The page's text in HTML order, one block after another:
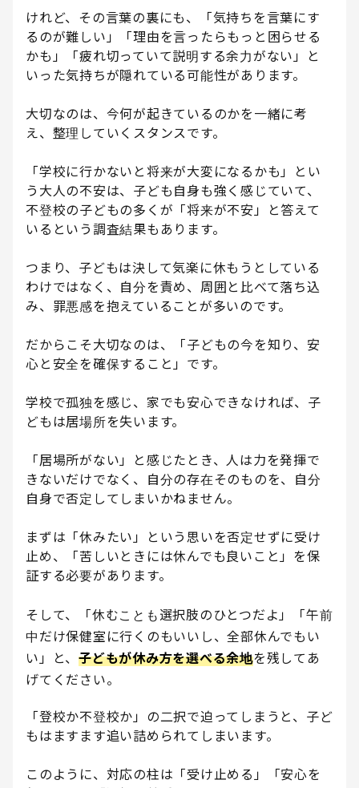
けれど、その言葉の裏にも、「気持ちを言葉にす
るのが難しい」「理由を言ったらもっと困らせる
かも」「疲れ切っていて説明する余力がない」と
いった気持ちが隠れている可能性があります。
大切なのは、今何が起きているのかを一緒に考
え、整理していくスタンスです。
「学校に行かないと将来が大変になるかも」とい
う大人の不安は、子ども自身も強く感じていて、
不登校の子どもの多くが「将来が不安」と答えて
いるという調査結果もあります。
つまり、子どもは決して気楽に休もうとしている
わけではなく、自分を責め、周囲と比べて落ち込
み、罪悪感を抱えていることが多いのです。
だからこそ大切なのは、「子どもの今を知り、安
心と安全を確保すること」です。
学校で孤独を感じ、家でも安心できなければ、子
どもは居場所を失います。
「居場所がない」と感じたとき、人は力を発揮で
きないだけでなく、自分の存在そのものを、自分
自身で否定してしまいかねません。
まずは「休みたい」という思いを否定せずに受け
止め、「苦しいときには休んでも良いこと」を保
証する必要があります。
そして、「休むことも選択肢のひとつだよ」「午前
中だけ保健室に行くのもいいし、全部休んでもい
い」と、 子どもが休み方を選べる余地を残してあ
げてください。
「登校か不登校か」の二択で迫ってしまうと、子ど
もはますます追い詰められてしまいます。
このように、対応の柱は「受け止める」「安心を